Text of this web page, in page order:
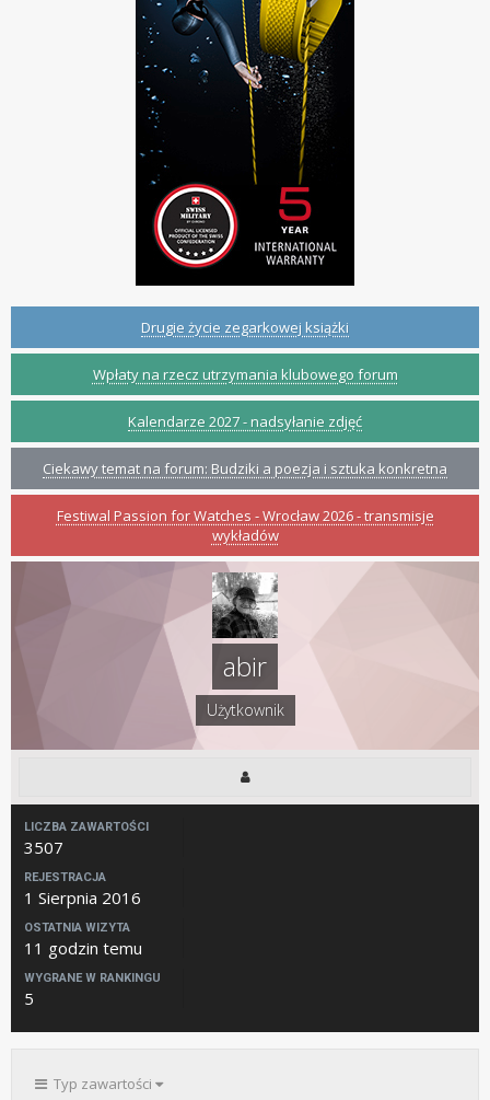
Drugie życie zegarkowej książki
Wpłaty na rzecz utrzymania klubowego forum
Kalendarze 2027 - nadsyłanie zdjęć
Ciekawy temat na forum: Budziki a poezja i sztuka konkretna
Festiwal Passion for Watches - Wrocław 2026 - transmisje
wykładów
abir
Użytkownik
LICZBA ZAWARTOŚCI
3507
REJESTRACJA
1 Sierpnia 2016
OSTATNIA WIZYTA
11 godzin temu
WYGRANE W RANKINGU
5
Typ zawartości